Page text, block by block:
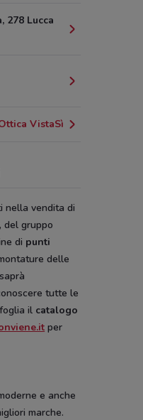
278 Lucca
VistaSì
nella vendita di
del gruppo
di punti
delle
tutte le
il catalogo
per
e anche
marche.